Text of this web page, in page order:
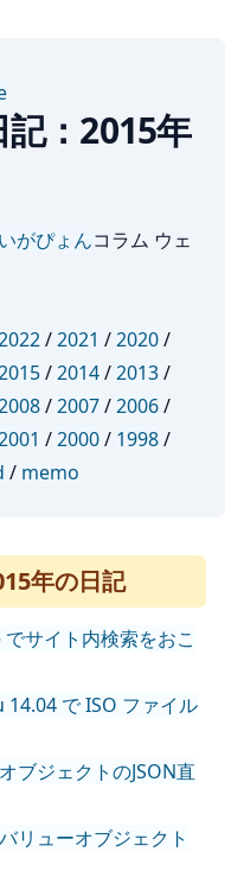
：2015年
いがぴょんコラム ウェ
/2021 /2020/
/2014/2013/
/2007/2006/
/2000/ 1998/
/ memo
年の日記
サイト内検索をおこ
で ISO ファイル
ブジェクトのJSON直
リューオブジェクト